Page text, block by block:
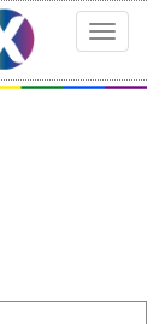
Toggle